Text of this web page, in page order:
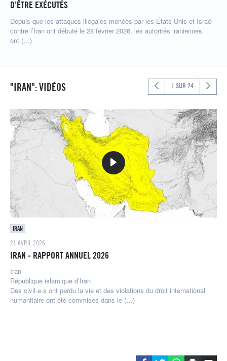
D’ÊTRE EXÉCUTÉS
Depuis que les attaques illégales menées par les États-Unis et Israël
contre l’Iran ont débuté le 28 février 2026, les autorités iraniennes
ont (…)
1 SUR 24
"IRAN": VIDÉOS
IRAN
21 AVRIL 2026
IRAN - RAPPORT ANNUEL 2026
Iran
République islamique d’Iran
Des civil·e·s ont perdu la vie et des violations du droit international
humanitaire ont été commises dans le (…)